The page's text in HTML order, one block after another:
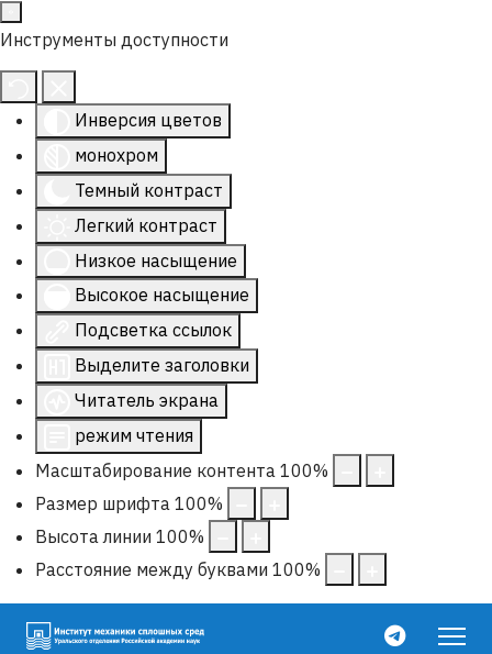
Инструменты доступности
Инверсия цветов
монохром
Темный контраст
Легкий контраст
Низкое насыщение
Высокое насыщение
Подсветка ссылок
Выделите заголовки
Читатель экрана
режим чтения
Масштабирование контента 100%
Размер шрифта 100%
Высота линии 100%
Расстояние между буквами 100%